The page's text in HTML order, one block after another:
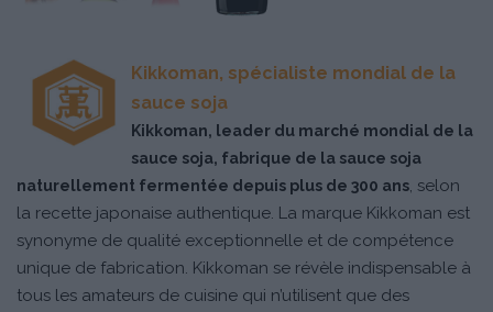
Kikkoman, spécialiste mondial de la
sauce soja
Kikkoman, leader du marché mondial de la
sauce soja, fabrique de la sauce soja
naturellement fermentée depuis plus de 300 ans, selon
la recette japonaise authentique. La marque Kikkoman est
synonyme de qualité exceptionnelle et de compétence
unique de fabrication. Kikkoman se révèle indispensable à
tous les amateurs de cuisine qui n’utilisent que des